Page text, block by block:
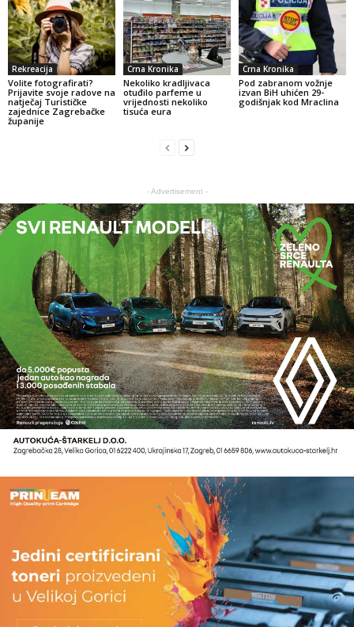
Rekreacija
Volite fotografirati?
Prijavite svoje radove na
natječaj Turističke
zajednice Zagrebačke
županije
Crna Kronika
Nekoliko kradljivaca
otuđilo parfeme u
vrijednosti nekoliko
tisuća eura
Crna Kronika
Pod zabranom vožnje
izvan BiH uhićen 29-
godišnjak kod Mraclina
- Advertisement -